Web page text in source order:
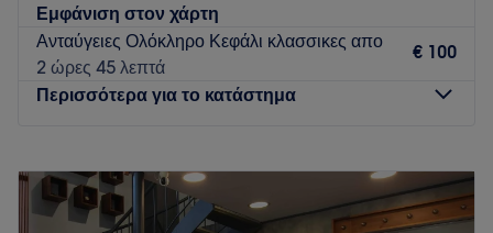
Εμφάνιση στον χάρτη
Ανταύγειες Ολόκληρο Κεφάλι κλασσικες απο
2 ώρες 45 λεπτά
€ 100
Περισσότερα για το κατάστημα
Τρίτη
09:00–20:00
Τετάρτη
09:00–20:00